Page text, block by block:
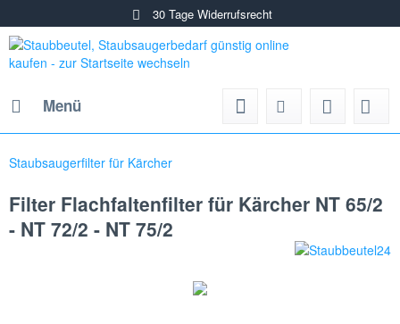
30 Tage Widerrufsrecht
Menü
Staubsaugerfilter für Kärcher
Filter Flachfaltenfilter für Kärcher NT 65/2
- NT 72/2 - NT 75/2